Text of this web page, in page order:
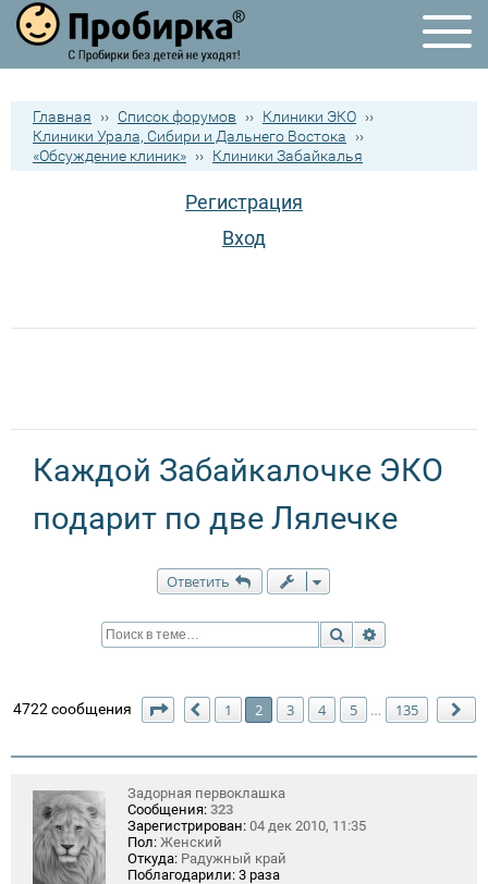
Главная ›› Список форумов ›› Клиники ЭКО ››
Клиники Урала, Сибири и Дальнего Востока
››
«Обсуждение клиник» ›› Клиники Забайкалья
Регистрация
Вход
Каждой Забайкалочке ЭКО
подарит по две Лялечке
Ответить
Поиск
4722 сообщения Страница из 135
Пред.
1 2 3 4 5 … 135
Задорная первоклашка
Сообщения: 323
Зарегистрирован: 04 дек 2010, 11:35
Пол: Женский
Откуда: Радужный край
Поблагодарили: 3 раза